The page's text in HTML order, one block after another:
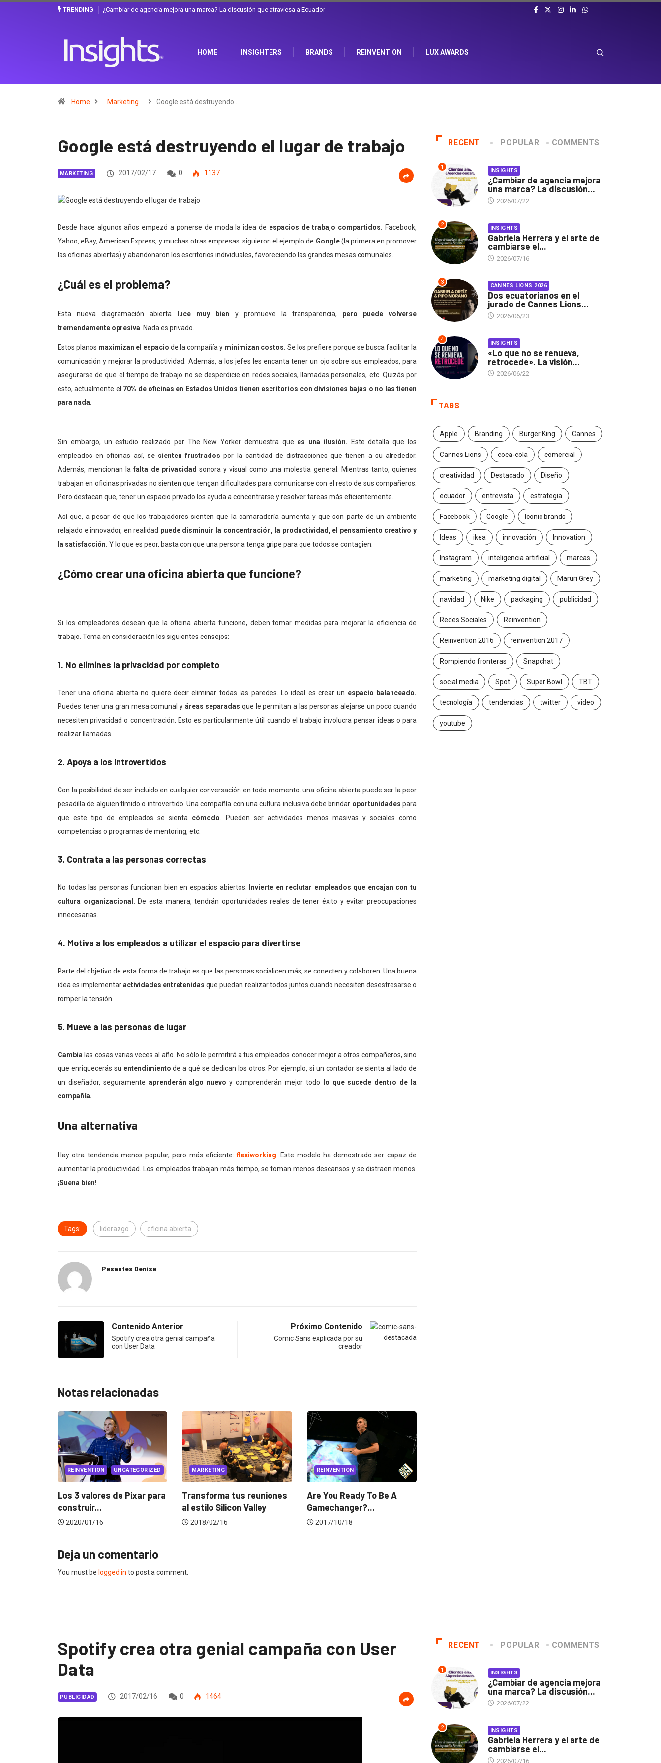
TRENDING
discusión que atraviesa a EcuadorGabriela Herrera y el arte de cambiarse el sombrero en Corporación Favorita
HOME INSIGHTERS BRANDS REINVENTION LUX AWARDS
Home Marketing Google está destruyendo…
Google está destruyendo el lugar de trabajo
MARKETING 2017/02/17 0 1137
Desde hace algunos años empezó a ponerse de moda la idea de espacios de trabajo compartidos. Facebook,
Yahoo, eBay, American Express, y muchas otras empresas, siguieron el ejemplo de Google(la primera en promover
las oficinas abiertas) y abandonaron los escritorios individuales, favoreciendo las grandes mesas comunales.
¿Cuál es el problema?
Esta nueva diagramación abierta luce muy bien y promueve la transparencia, pero puede volverse
tremendamente opresiva . Nada es privado.
Estos planos maximizan el espacio de la compañía y minimizan costos. Se los prefiere porque se busca facilitar la
comunicación y mejorar la productividad. Además, a los jefes les encanta tener un ojo sobre sus empleados, para
asegurarse de que el tiempo de trabajo no se desperdicie en redes sociales, llamadas personales, etc. Quizás por
esto, actualmente el 70% de oficinas en Estados Unidos tienen escritorios con divisiones bajas o no las tienen
para nada.
Sin embargo, un estudio realizado por The New Yorker demuestra que es una ilusión. Este detalla que los
empleados en oficinas así, se sienten frustrados por la cantidad de distracciones que tienen a su alrededor.
Además, mencionan lafalta de privacidad sonora y visual como una molestia general. Mientras tanto, quienes
trabajan en oficinas privadas no sienten que tengan dificultades para comunicarse con el resto de sus compañeros.
Pero destacan que, tener un espacio privado los ayuda a concentrarse y resolver tareas más eficientemente.
Así que, a pesar de que los trabajadores sienten que la camaradería aumenta y que son parte de un ambiente
relajado e innovador, en realidad puede disminuir la concentración, la productividad, el pensamiento creativo y
la satisfacción. Y lo que es peor, basta con que una persona tenga gripe para que todos se contagien.
¿Cómo crear una oficina abierta que funcione?
Si los empleadores desean que la oficina abierta funcione, deben tomar medidas para mejorar la eficiencia de
trabajo. Toma en consideración los siguientes consejos:
1. No elimines la privacidad por completo
Tener una oficina abierta no quiere decir eliminar todas las paredes. Lo ideal es crear un espacio balanceado.
Puedes tener una gran mesa comunal y áreas separadas que le permitan a las personas alejarse un poco cuando
necesiten privacidad o concentración. Esto es particularmente útil cuando el trabajo involucra pensar ideas o para
realizar llamadas.
2. Apoya a los introvertidos
Con la posibilidad de ser incluido en cualquier conversación en todo momento, una oficina abierta puede ser la peor
pesadilla de alguien tímido o introvertido. Una compañía con una cultura inclusiva debe brindar oportunidades para
que este tipo de empleados se sienta cómodo . Pueden ser actividades menos masivas y sociales como
competencias o programas de mentoring, etc.
3. Contrata a las personas correctas
No todas las personas funcionan bien en espacios abiertos. Invierte en reclutar empleados que encajan con tu
cultura organizacional. De esta manera, tendrán oportunidades reales de tener éxito y evitar preocupaciones
innecesarias.
4. Motiva a los empleados a utilizar el espacio para divertirse
Parte del objetivo de esta forma de trabajo es que las personas socialicen más, se conecten y colaboren. Una buena
idea es implementaractividades entretenidas que puedan realizar todos juntos cuando necesiten desestresarse o
romper la tensión.
5. Mueve a las personas de lugar
Cambia las cosas varias veces al año. No sólo le permitirá a tus empleados conocer mejor a otros compañeros, sino
que enriquecerás su entendimiento de a qué se dedican los otros. Por ejemplo, si un contador se sienta al lado de
un diseñador, seguramente aprenderán algo nuevo y comprenderán mejor todo lo que sucede dentro de la
compañía.
Una alternativa
Hay otra tendencia menos popular, pero más eficiente:flexiworking . Este modelo ha demostrado ser capaz de
aumentar la productividad. Los empleados trabajan más tiempo, se toman menos descansos y se distraen menos.
¡Suena bien!
Tags: liderazgo oficina abierta
Pesantes Denise
Contenido Anterior
Spotify crea otra genial campaña
con User Data
Próximo Contenido
Comic Sans explicada por su
creador
Notas relacionadas
UNCATEGORIZED
3 valores de Pixar para
MARKETING
Transforma tus reuniones
al estilo Silicon Valley
REINVENTION
Are You Ready To Be A
Gamechanger?...
REINVENTION
Los 3 valores de Pixar para
construir...
Deja un comentario
You must be logged in to post a comment.
RECENT POPULAR COMMENTS
1 INSIGHTS
¿Cambiar de agencia mejora
una marca? La discusión...
2026/07/22
2 INSIGHTS
Gabriela Herrera y el arte de
cambiarse el...
2026/07/16
3 CANNES LIONS 2026
Dos ecuatorianos en el
jurado de Cannes Lions...
2026/06/23
4 INSIGHTS
«Lo que no se renueva,
retrocede». La visión...
2026/06/22
TAGS
Apple Branding Burger King Cannes
Cannes Lions coca-cola comercial
creatividad Destacado Diseño
ecuador entrevista estrategia
Facebook Google Iconic brands
Ideas ikea innovación Innovation
Instagram inteligencia artificial marcas
marketing marketing digital Maruri Grey
navidad Nike packaging publicidad
Redes Sociales Reinvention
Reinvention 2016 reinvention 2017
Rompiendo fronteras Snapchat
social media Spot Super Bowl TBT
tecnología tendencias twitter video
youtube
Spotify crea otra genial campaña con User
Data
PUBLICIDAD 2017/02/16 0 1464
RECENT POPULAR COMMENTS
1 INSIGHTS
¿Cambiar de agencia mejora
una marca? La discusión...
2026/07/22
2 INSIGHTS
Gabriela Herrera y el arte de
cambiarse el...
2026/07/16